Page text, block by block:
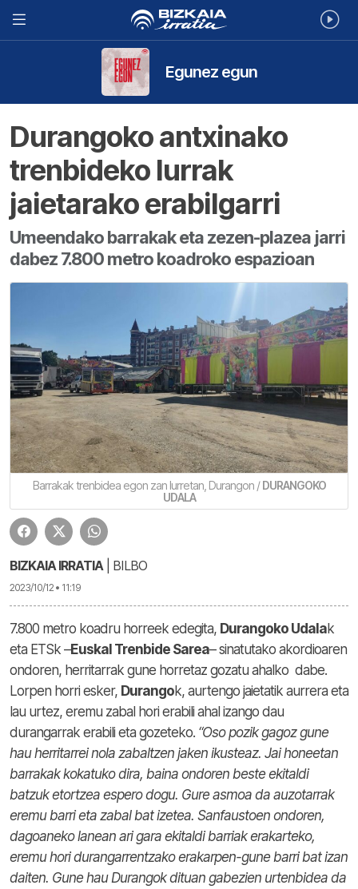
Egunez egun
Durangoko antxinako
trenbideko lurrak
jaietarako erabilgarri
Umeendako barrakak eta zezen-plazea jarri
dabez 7.800 metro koadroko espazioan
Barrakak trenbidea egon zan lurretan, Durangon /DURANGOKO
UDALA
BIZKAIA IRRATIA | BILBO
2023/10/12 • 11:19
7.800 metro koadru horreek edegita, Durangoko Udalak
eta ETSk –Euskal Trenbide Sarea– sinatutako akordioaren
ondoren, herritarrak gune horretaz gozatu ahalko dabe.
Lorpen horri esker, Durangok, aurtengo jaietatik aurrera eta
lau urtez, eremu zabal hori erabili ahal izango dau
durangarrak erabili eta gozeteko. “Oso pozik gagoz gune
hau herritarrei nola zabaltzen jaken ikusteaz. Jai honeetan
barrakak kokatuko dira, baina ondoren beste ekitaldi
batzuk etortzea espero dogu. Gure asmoa da auzotarrak
eremu barri eta zabal bat izetea. Sanfaustoen ondoren,
dagoaneko lanean ari gara ekitaldi barriak erakarteko,
eremu hori durangarrentzako erakarpen-gune barri bat izan
daiten. Gune hau Durangok dituan gabezien urtenbidea da